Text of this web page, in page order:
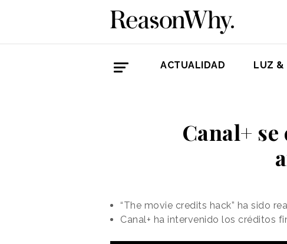
ACTUALIDAD LUZ &
Canal+
“The movie credits hack” ha sido
Canal+ ha intervenido los créditos